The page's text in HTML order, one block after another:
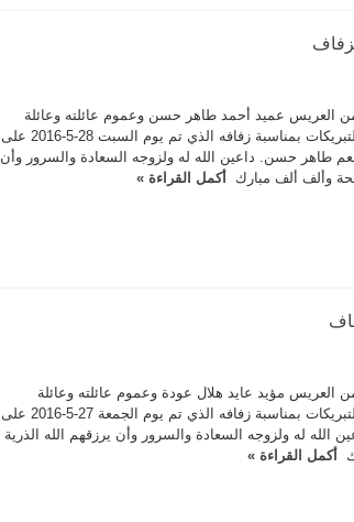
العريس عميد أحمد طاهر حسن وعموم عائلته وعائلة
العروس بأحر التهاني والتبريكات بمناسبة زفافه الذي تم يوم السبت 28-5-2016 على
طاهر حسن. داعين الله له ولزوجه السعادة والسرور وأن
وألف ألف مبارك أكمل القراءة »
مؤيد عايد هلال عودة وعموم عائلته وعائلة
العروس بأحر التهاني والتبريكات بمناسبة زفافه الذي تم يوم الجمعة 27-5-2016 على
له ولزوجه السعادة والسرور وأن يرزقهم الله الذرية
أكمل القراءة »